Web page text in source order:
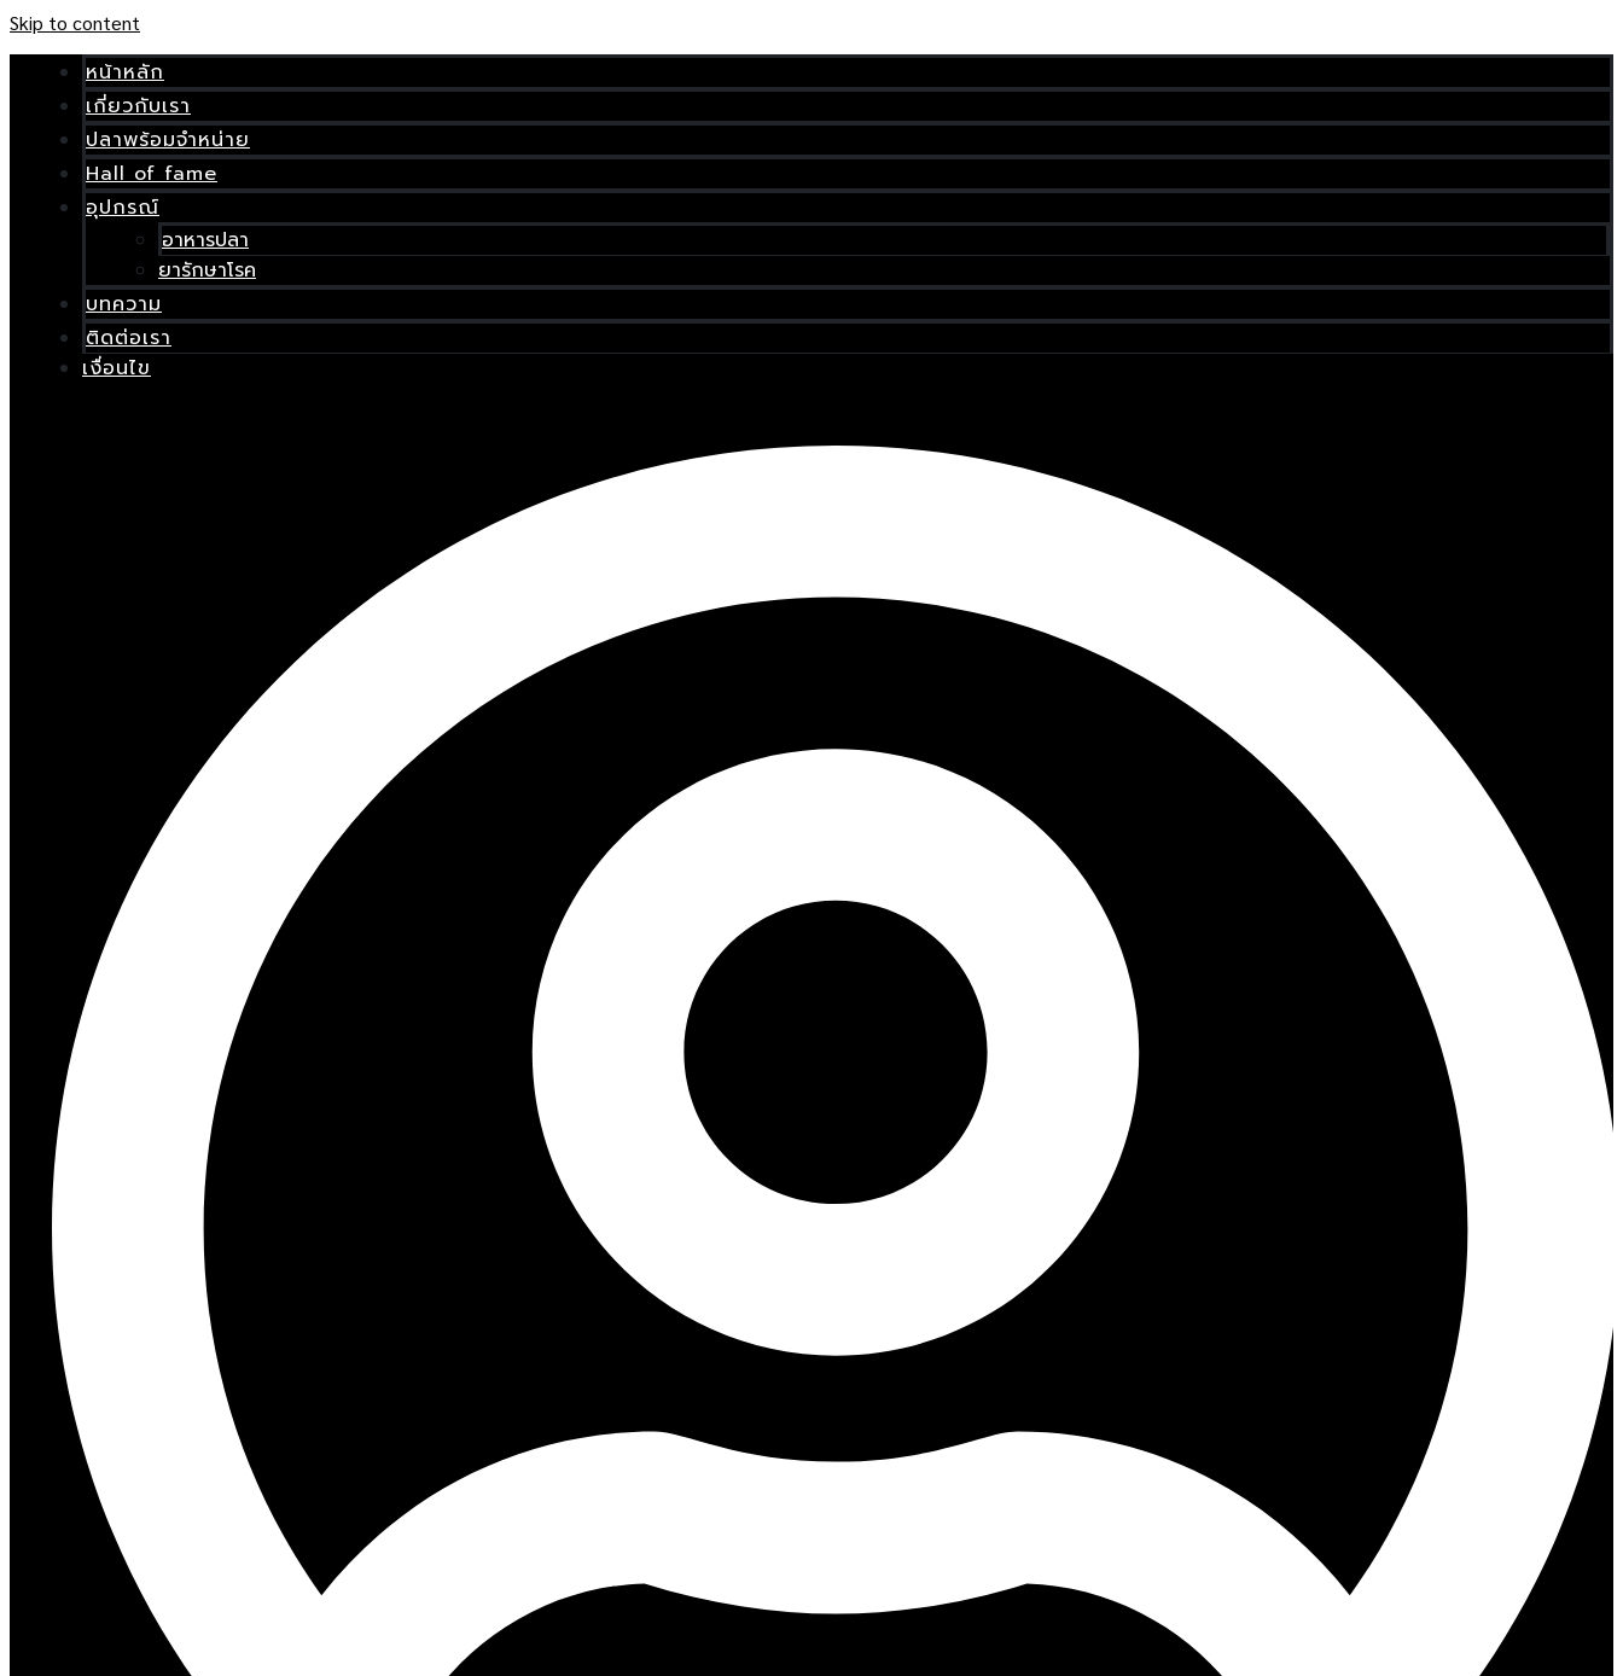
Skip to content
หน้าหลัก
เกี่ยวกับเรา
ปลาพร้อมจำหน่าย
Hall of fame
อุปกรณ์
อาหารปลา
ยารักษาโรค
บทความ
ติดต่อเรา
เงื่อนไข